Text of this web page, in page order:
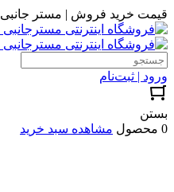
قیمت خرید فروش | مستر جانبی
ورود | ثبت‌نام
بستن
0 محصول
مشاهده سبد خرید